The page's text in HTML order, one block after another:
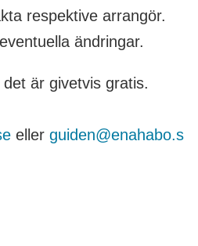
respektive arrangör.
ändringar.
är givetvis gratis.
eller guiden@enahabo.s